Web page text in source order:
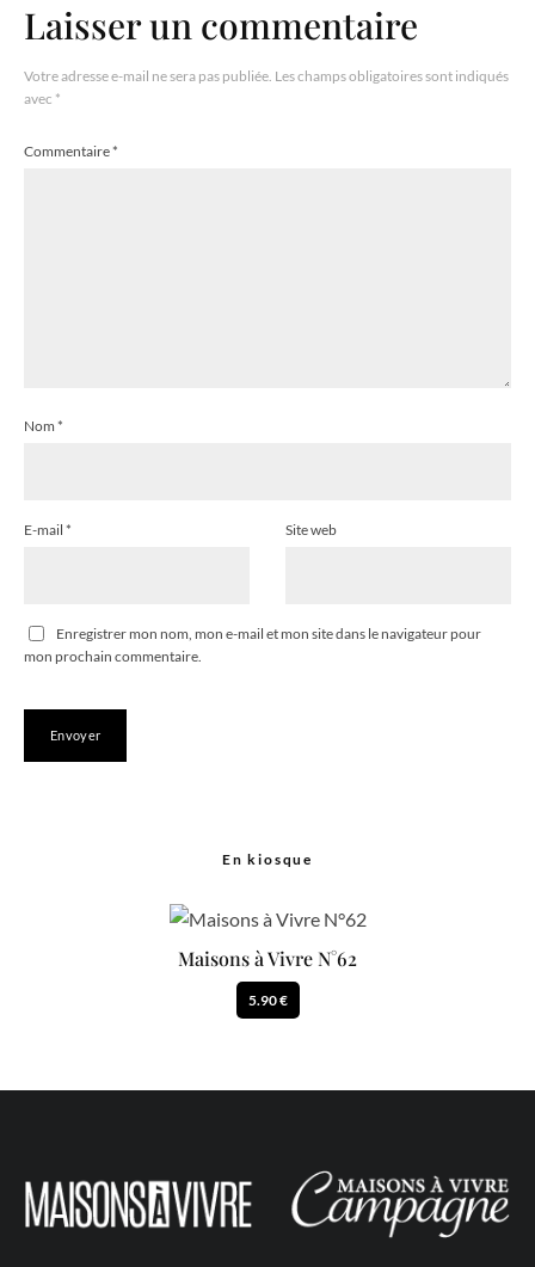
Laisser un commentaire
Votre adresse e-mail ne sera pas publiée. Les champs obligatoires sont indiqués
avec *
Commentaire*
Nom *
E-mail * Site web
Enregistrer mon nom, mon e-mail et mon site dans le navigateur pour
mon prochain commentaire.
En kiosque
Maisons à Vivre N°62
5.90 €